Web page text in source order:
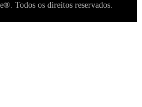
Todos os direitos reservados.